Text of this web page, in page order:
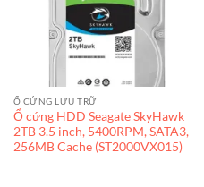
Ổ CỨNG LƯU TRỮ
Ổ cứng HDD Seagate SkyHawk
2TB 3.5 inch, 5400RPM, SATA3,
256MB Cache (ST2000VX015)